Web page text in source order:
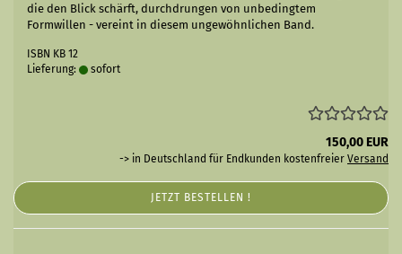
die den Blick schärft, durchdrungen von unbedingtem
Formwillen - vereint in diesem ungewöhnlichen Band.
ISBN KB 12
Lieferung:
sofort
150,00 EUR
-> in Deutschland für Endkunden kostenfreier Versand
JETZT BESTELLEN !